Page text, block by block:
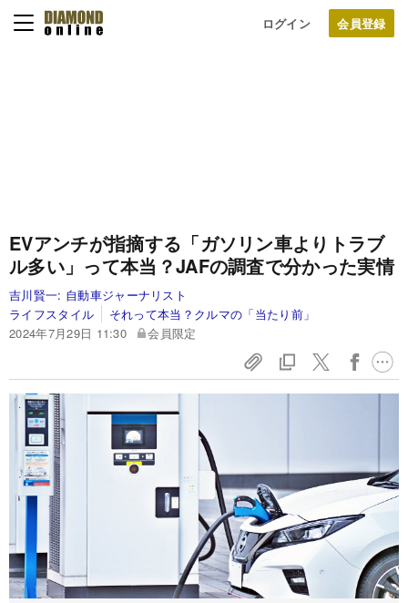
ログイン
EVアンチが指摘する「ガソリン車よりトラブ
ル多い」って本当？JAFの調査で分かった実情
吉川賢一: 自動車ジャーナリスト
ライフスタイル
それって本当？クルマの「当たり前」
2024年7月29日 11:30
会員限定